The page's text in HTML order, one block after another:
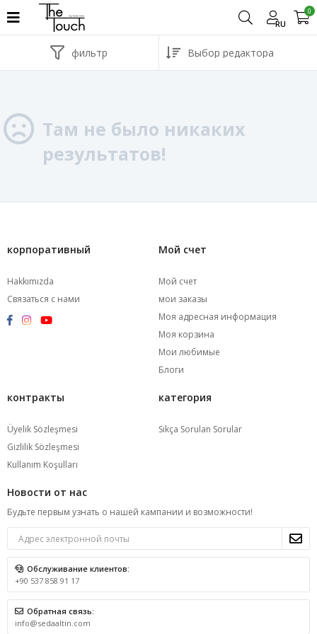
RU
0
фильтр
Там не было никаких
результатов!
корпоративный
Hakkımızda
Связаться с нами
Мой счет
Мой счет
мои заказы
Моя адресная информация
Моя корзина
Мои любимые
Блоги
контракты
Üyelik Sözleşmesi
Gizlilik Sözleşmesi
Kullanım Koşulları
категория
Sıkça Sorulan Sorular
Новости от нас
Будьте первым узнать о нашей кампании и возможности!
Обслуживание клиентов:
+90 537 858 91 17
Обратная связь:
info@sedaaltin.com